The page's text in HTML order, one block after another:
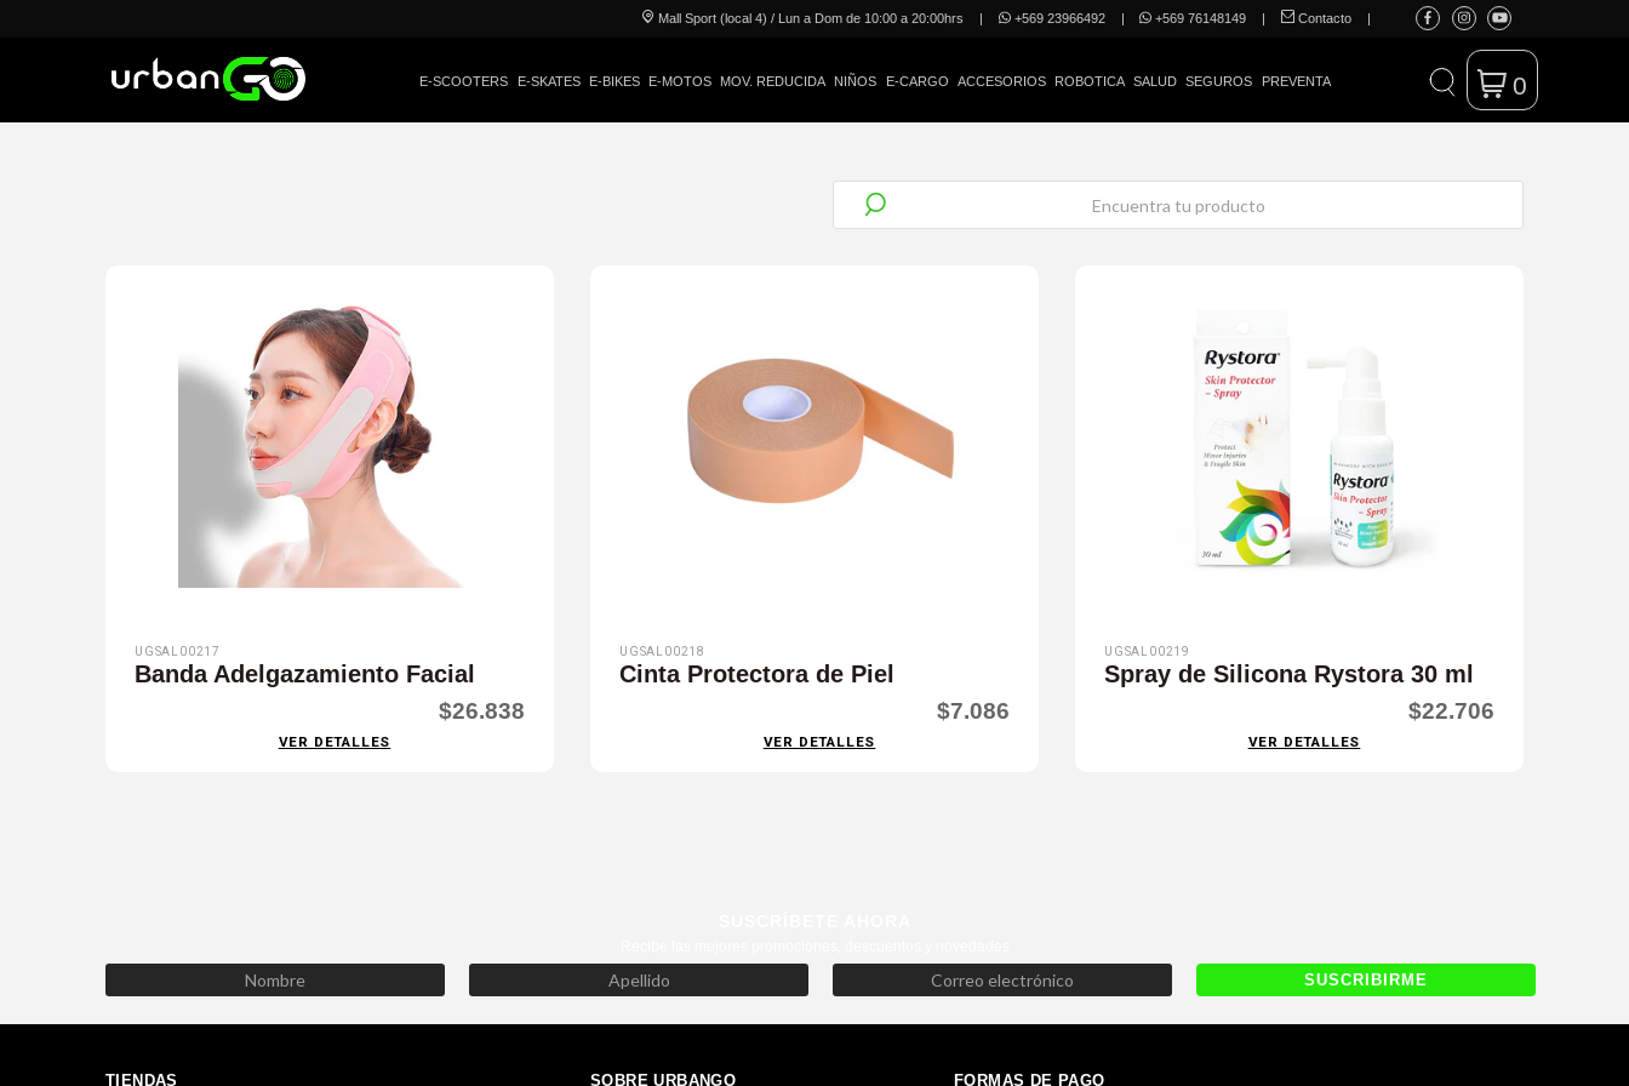
Mall Sport (local 4) / Lun a Dom de 10:00 a 20:00hrs | +569 23966492 | +569 76148149 | Contacto |
E-SCOOTERS E-SKATES E-BIKES E-MOTOS MOV. REDUCIDA NIÑOS E-CARGO ACCESORIOS ROBOTICA SALUD SEGUROS PREVENTA 0
UGSAL00217
Banda Adelgazamiento Facial
$26.838
VER DETALLES
UGSAL00218
Cinta Protectora de Piel
$7.086
VER DETALLES
UGSAL00219
Spray de Silicona Rystora 30 ml
$22.706
VER DETALLES
TIENDAS SOBRE URBANGO FORMAS DE PAGO